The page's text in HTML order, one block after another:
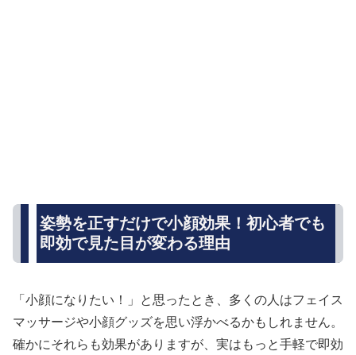
姿勢を正すだけで小顔効果！初心者でも
即効で見た目が変わる理由
「小顔になりたい！」と思ったとき、多くの人はフェイス
マッサージや小顔グッズを思い浮かべるかもしれません。
確かにそれらも効果がありますが、実はもっと手軽で即効